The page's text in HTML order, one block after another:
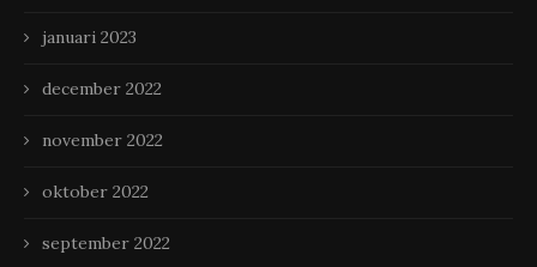
januari 2023
december 2022
november 2022
oktober 2022
september 2022